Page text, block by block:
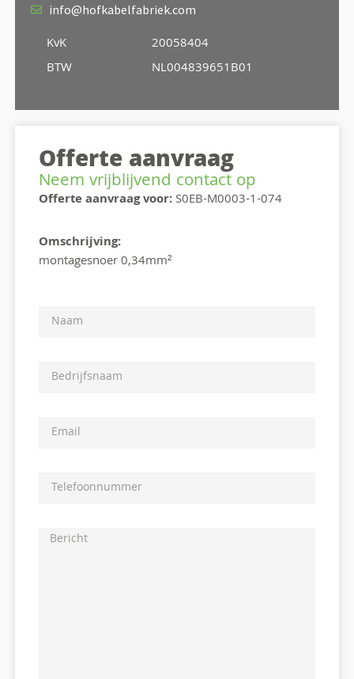
info@hofkabelfabriek.com
KvK
BTW
20058404
NL004839651B01
Offerte aanvraag
Neem vrijblijvend contact op
Offerte aanvraag voor:S0EB-M0003-1-074
Omschrijving:
montagesnoer 0,34mm²